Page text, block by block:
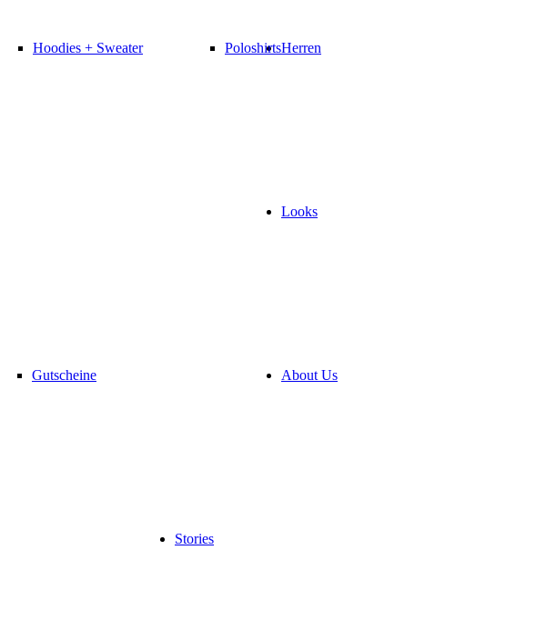
Hoodies + Sweater Poloshirts
Gutscheine
Herren
Looks
About Us
Stories